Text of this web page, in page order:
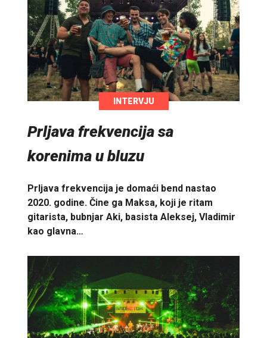
INTERVJU
Prljava frekvencija sa
korenima u bluzu
Prljava frekvencija je domaći bend nastao
2020. godine. Čine ga Maksa, koji je ritam
gitarista, bubnjar Aki, basista Aleksej, Vladimir
kao glavna…